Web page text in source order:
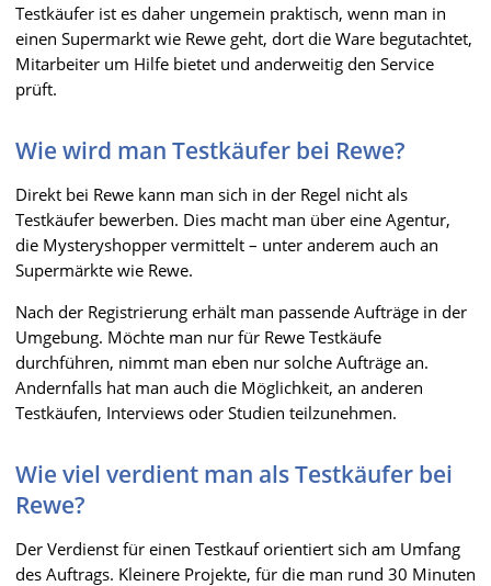
Testkäufer ist es daher ungemein praktisch, wenn man in
einen Supermarkt wie Rewe geht, dort die Ware begutachtet,
Mitarbeiter um Hilfe bietet und anderweitig den Service
prüft.
Wie wird man Testkäufer bei Rewe?
Direkt bei Rewe kann man sich in der Regel nicht als
Testkäufer bewerben. Dies macht man über eine Agentur,
die Mysteryshopper vermittelt – unter anderem auch an
Supermärkte wie Rewe.
Nach der Registrierung erhält man passende Aufträge in der
Umgebung. Möchte man nur für Rewe Testkäufe
durchführen, nimmt man eben nur solche Aufträge an.
Andernfalls hat man auch die Möglichkeit, an anderen
Testkäufen, Interviews oder Studien teilzunehmen.
Wie viel verdient man als Testkäufer bei
Rewe?
Der Verdienst für einen Testkauf orientiert sich am Umfang
des Auftrags. Kleinere Projekte, für die man rund 30 Minuten